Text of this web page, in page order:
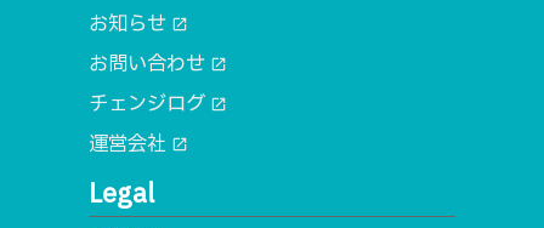
お知らせ open_in_new
お問い合わせ open_in_new
チェンジログ open_in_new
運営会社 open_in_new
Legal